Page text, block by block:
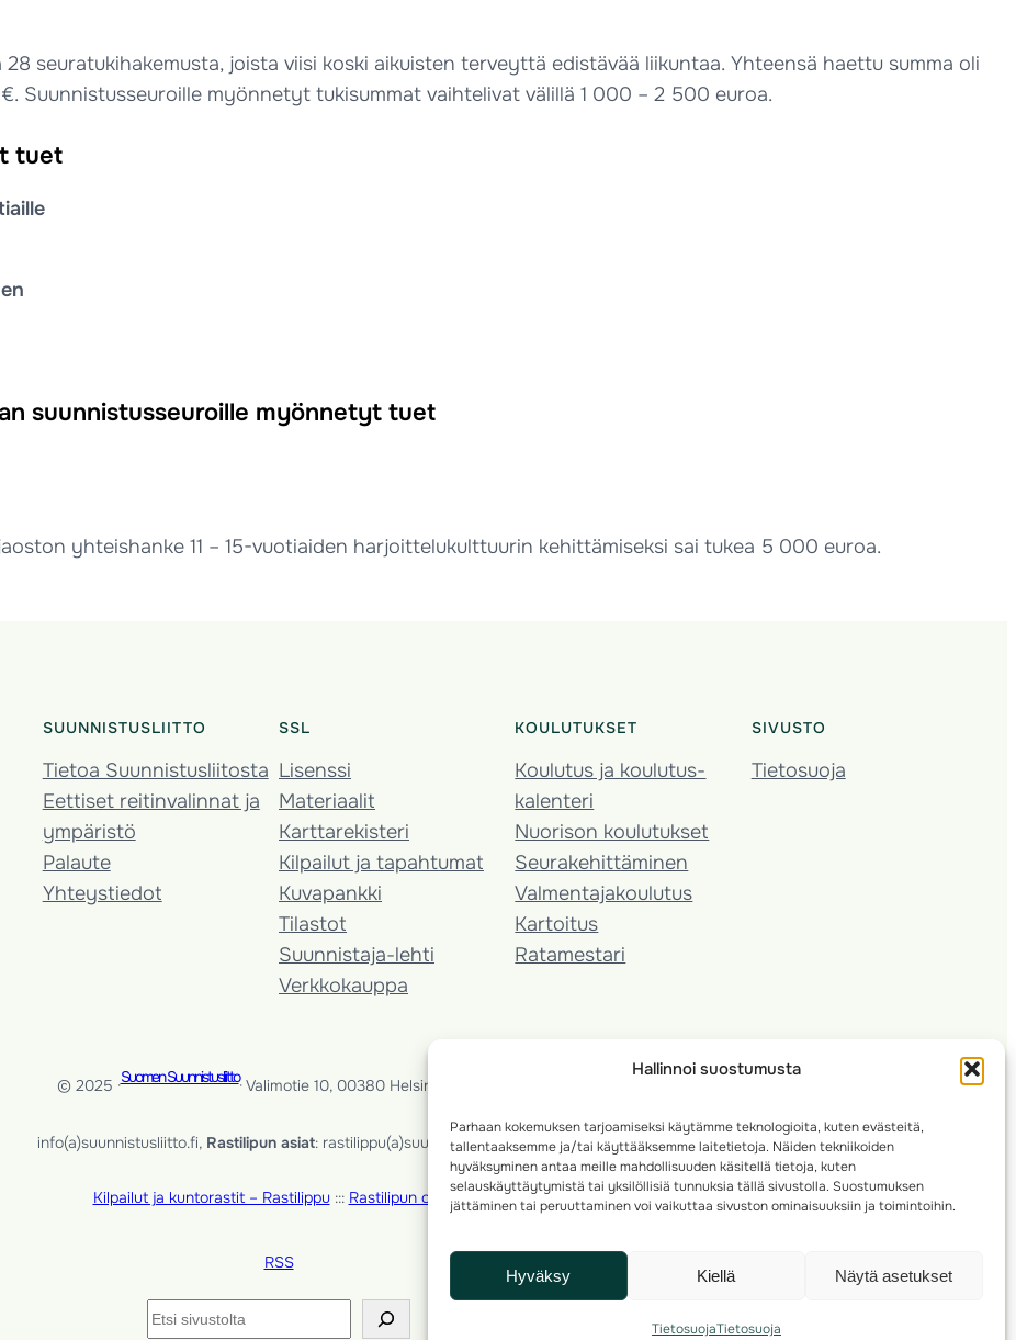
Hallinnoi suostumusta
Parhaan kokemuksen tarjoamiseksi käytämme teknologioita, kuten evästeitä,
tallentaaksemme ja/tai käyttääksemme laitetietoja. Näiden tekniikoiden
hyväksyminen antaa meille mahdollisuuden käsitellä tietoja, kuten
selauskäyttäytymistä tai yksilöllisiä tunnuksia tällä sivustolla. Suostumuksen
jättäminen tai peruuttaminen voi vaikuttaa sivuston ominaisuuksiin ja toimintoihin.
Hyväksy Kiellä Näytä asetukset
TietosuojaTietosuoja
seuratukihakemusta, joista viisi koski aikuisten terveyttä edistävää liikuntaa. Yhteensä haettu summa oli
Suunnistusseuroille myönnetyt tukisummat vaihtelivat välillä 1 000 – 2 500 euroa.
tuet
suunnistusseuroille myönnetyt tuet
yhteishanke 11 – 15-vuotiaiden harjoittelukulttuurin kehittämiseksi sai tukea 5 000 euroa.
SUUNNISTUSLIITTO
Tietoa Suunnistusliitosta
Eettiset reitinvalinnat ja
ympäristö
Palaute
Yhteystiedot
SSL
Lisenssi
Materiaalit
Karttarekisteri
Kilpailut ja tapahtumat
Kuvapankki
Tilastot
Suunnistaja-lehti
Verkkokauppa
KOULUTUKSET
Koulutus ja koulutus­
kalenteri
Nuorison koulutukset
Seura­kehittäminen
Valmentaja­koulutus
Kartoitus
Ratamestari
SIVUSTO
Tietosuoja
© 2025 ·Suomen Suunnistusliitto· Valimotie 10, 00380 Helsinki, Finland
info(a)suunnistusliitto.fi, Rastilipun asiat: rastilippu(a)suunnistusliitto.fi
Kilpailut ja kuntorastit – Rastilippu::: Rastilipun ohjeet
RSS
Etsi